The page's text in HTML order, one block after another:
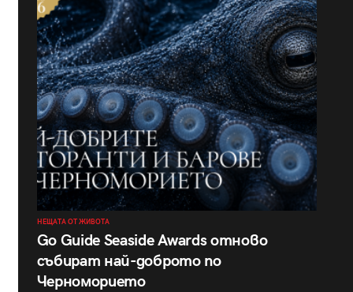
НЕЩАТА ОТ ЖИВОТА
Go Guide Seaside Awards отново
събират най-доброто по
Черноморието